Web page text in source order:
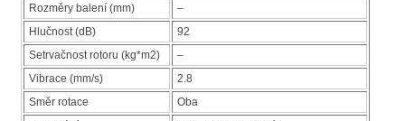
Rozměry balení (mm)
–
Hlučnost (dB)
92
Setrvačnost rotoru (kg*m2)
–
Vibrace (mm/s)
2.8
Směr rotace
Oba